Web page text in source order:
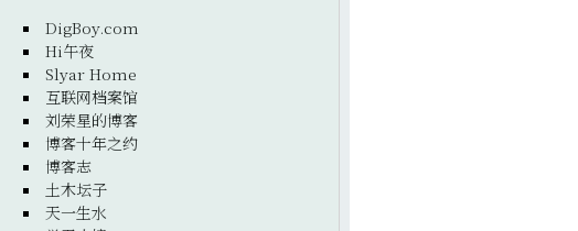
DigBoy.com
Hi午夜
Slyar Home
互联网档案馆
刘荣星的博客
博客十年之约
博客志
土木坛子
天一生水